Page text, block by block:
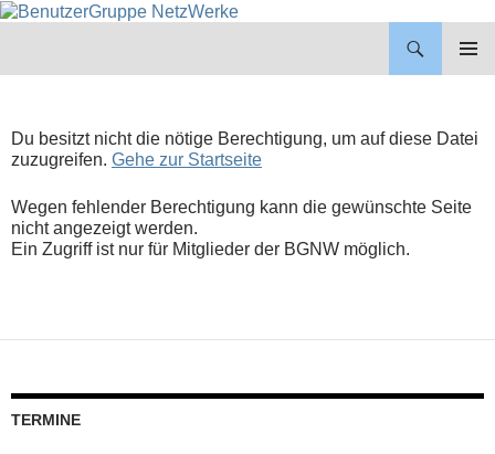
Du besitzt nicht die nötige Berechtigung, um auf diese Datei
zuzugreifen. Gehe zur Startseite
Wegen fehlender Berechtigung kann die gewünschte Seite
nicht angezeigt werden.
Ein Zugriff ist nur für Mitglieder der BGNW möglich.
TERMINE